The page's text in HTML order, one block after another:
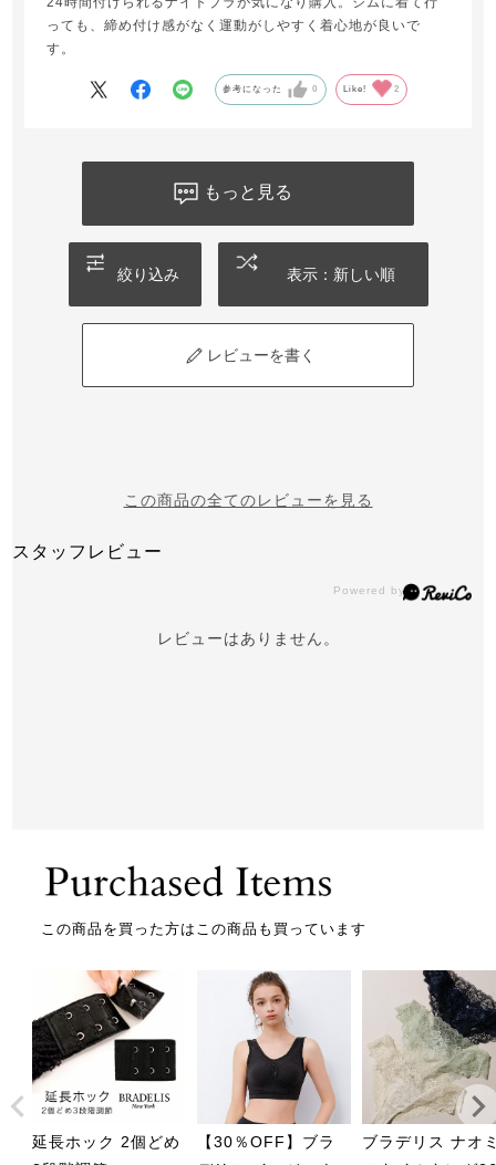
っても、締め付け感がなく運動がしやすく着心地が良いで
す。
参考になった 0 Like! 2
もっと見る
絞り込み 表示：新しい順
レビューを書く
この商品の全てのレビューを見る
スタッフレビュー
レビューはありません。
この商品を買った方はこの商品も買っています
延長ホック 2個どめ
【30％OFF】ブラ
ブラデリス ナオ